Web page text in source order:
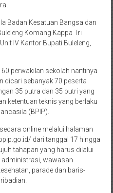
Badan Kesatuan Bangsa dan
Komang Kappa Tri
IV Kantor Bupati Buleleng,
perwakilan sekolah nantinya
dicari sebanyak 70 peserta
35 putra dan 35 putri yang
ketentuan teknis yang berlaku
(BPIP).
online melalui halaman
dari tanggal 17 hingga
tahapan yang harus dilalui
administrasi, wawasan
parade dan baris-